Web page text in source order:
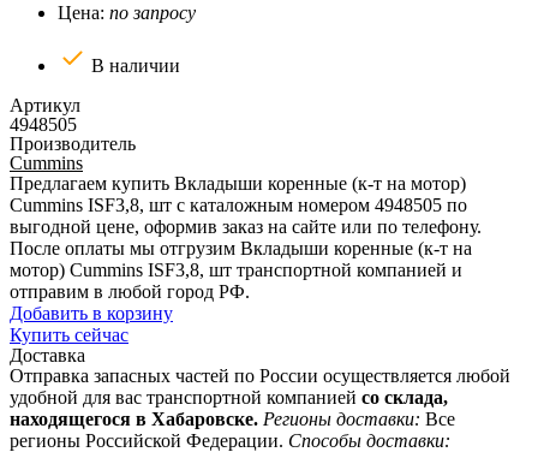
Цена: по запросу
В наличии
Артикул
4948505
Производитель
Cummins
Предлагаем купить Вкладыши коренные (к-т на мотор)
Cummins ISF3,8, шт с каталожным номером 4948505 по
выгодной цене, оформив заказ на сайте или по телефону.
После оплаты мы отгрузим Вкладыши коренные (к-т на
мотор) Cummins ISF3,8, шт транспортной компанией и
отправим в любой город РФ.
Добавить в корзину
Купить сейчас
Доставка
Отправка запасных частей по России осуществляется любой
удобной для вас транспортной компанией со склада,
находящегося в Хабаровске. Регионы доставки: Все
регионы Российской Федерации. Способы доставки: